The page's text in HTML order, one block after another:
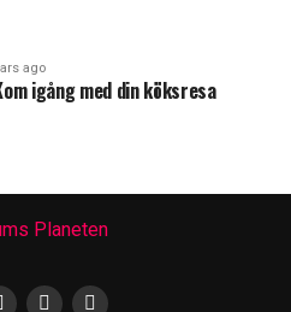
ago
igång med din köksresa